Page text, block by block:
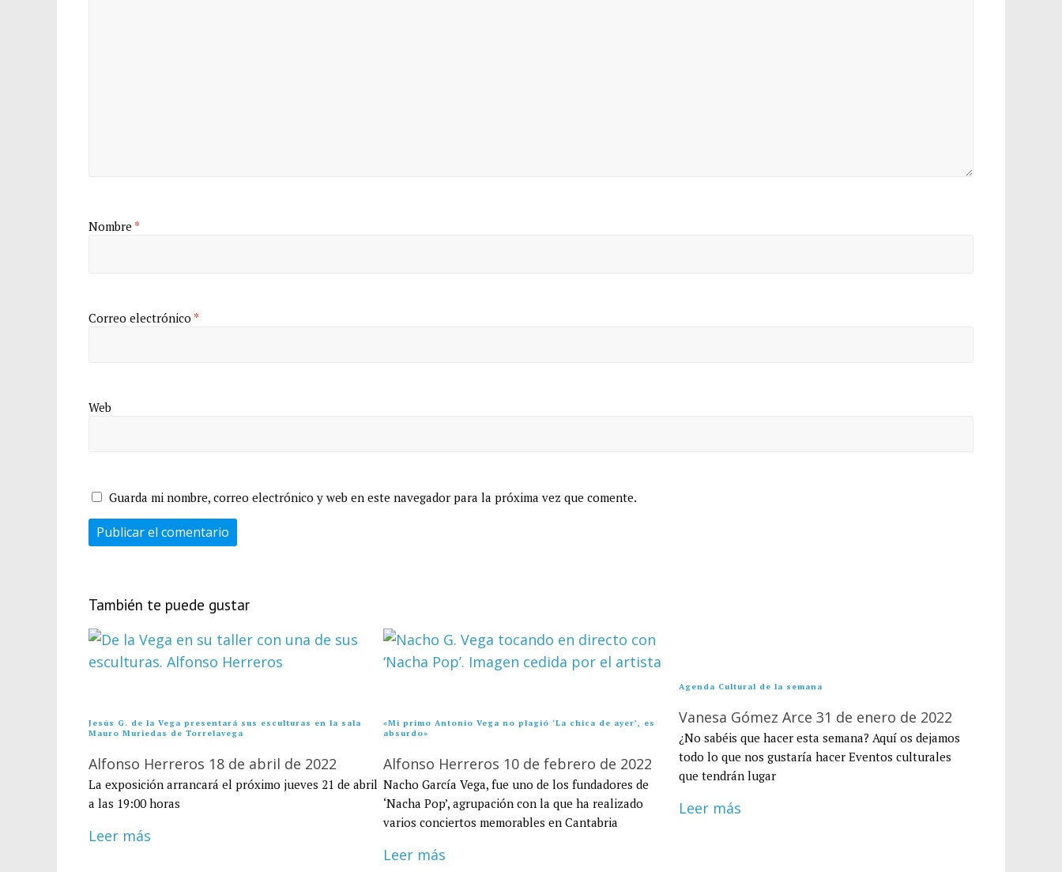
Nombre *
Correo electrónico *
Web
Guarda mi nombre, correo electrónico y web en este navegador para la próxima vez que comente.
También te puede gustar
Jesús G. de la Vega presentará sus esculturas en la sala
Mauro Muriedas de Torrelavega
Alfonso Herreros 18 de abril de 2022
La exposición arrancará el próximo jueves 21 de abril
a las 19:00 horas
Leer más
«Mi primo Antonio Vega no plagió ‘La chica de ayer’, es
absurdo»
Alfonso Herreros 10 de febrero de 2022
Nacho García Vega, fue uno de los fundadores de
‘Nacha Pop’, agrupación con la que ha realizado
varios conciertos memorables en Cantabria
Leer más
Agenda Cultural de la semana
Vanesa Gómez Arce 31 de enero de 2022
¿No sabéis que hacer esta semana? Aquí os dejamos
todo lo que nos gustaría hacer Eventos culturales
que tendrán lugar
Leer más